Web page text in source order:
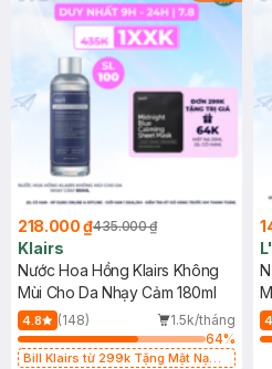
218.000 ₫435.000 ₫
Klairs
Nước Hoa Hồng Klairs Không
Mùi Cho Da Nhạy Cảm 180ml
4.8 (148)
1.5k/tháng
64%
Bill Klairs từ 299k Tặng Mặt Nạ